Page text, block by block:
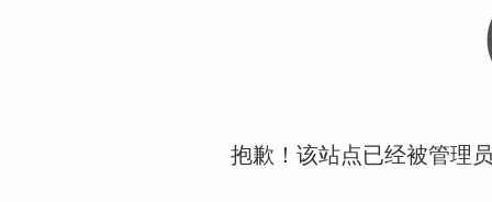
抱歉！该站点已经被管理